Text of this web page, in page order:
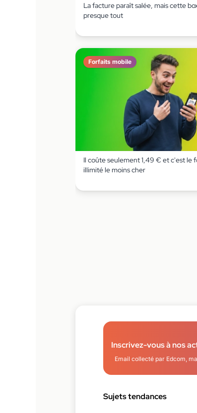
La facture paraît salée, mais cette
presque tout
Forfaits mobile
Il coûte seulement 1,49 € et c'est le
illimité le moins cher
Inscrivez-vous à nos
Email collecté par Edcom,
Sujets tendances